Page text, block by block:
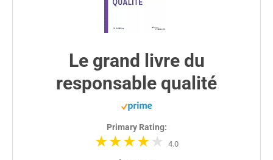
Le grand livre du
responsable qualité
Primary Rating:
4.0